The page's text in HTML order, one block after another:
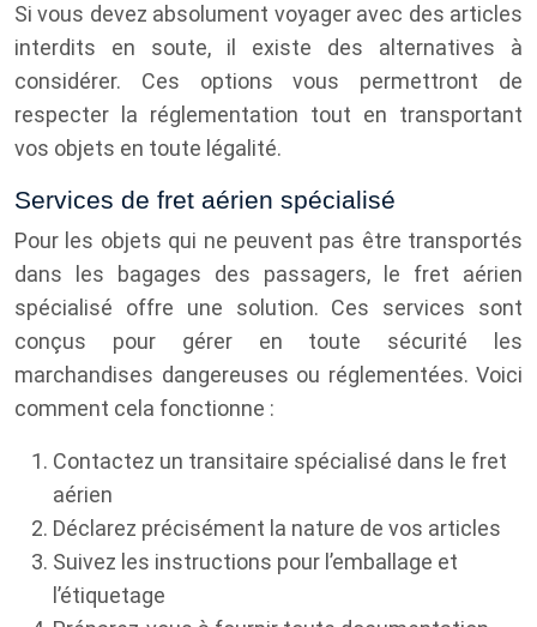
Si vous devez absolument voyager avec des articles
interdits en soute, il existe des alternatives à
considérer. Ces options vous permettront de
respecter la réglementation tout en transportant
vos objets en toute légalité.
Services de fret aérien spécialisé
Pour les objets qui ne peuvent pas être transportés
dans les bagages des passagers, le fret aérien
spécialisé offre une solution. Ces services sont
conçus pour gérer en toute sécurité les
marchandises dangereuses ou réglementées. Voici
comment cela fonctionne :
Contactez un transitaire spécialisé dans le fret
aérien
Déclarez précisément la nature de vos articles
Suivez les instructions pour l’emballage et
l’étiquetage